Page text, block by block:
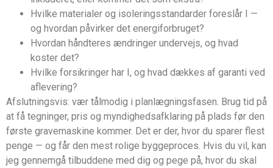
Hvilke materialer og isoleringsstandarder foreslår I —
og hvordan påvirker det energiforbruget?
Hvordan håndteres ændringer undervejs, og hvad
koster det?
Hvilke forsikringer har I, og hvad dækkes af garanti ved
aflevering?
Afslutningsvis: vær tålmodig i planlægningsfasen. Brug tid på
at få tegninger, pris og myndighedsafklaring på plads før den
første gravemaskine kommer. Det er der, hvor du sparer flest
penge — og får den mest rolige byggeproces. Hvis du vil, kan
jeg gennemgå tilbuddene med dig og pege på, hvor du skal